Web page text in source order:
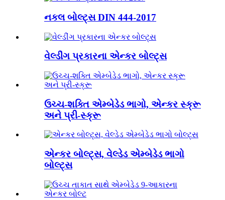
નકલ બોલ્ટ્સ DIN 444-2017
વેલ્ડીંગ પ્રકારના એન્કર બોલ્ટ્સ
ઉચ્ચ-શક્તિ એમ્બેડેડ ભાગો, એન્કર સ્ક્રૂ
અને પ્રી-સ્ક્રૂ
એન્કર બોલ્ટ્સ, વેલ્ડેડ એમ્બેડેડ ભાગો
બોલ્ટ્સ